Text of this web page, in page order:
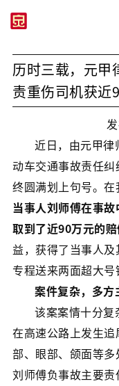
历时三载，元甲
责重伤司机获近
近日，由元甲
动车交通事故责任
终圆满划上句号。在
当事人刘师傅在事
取到了近90万元的赔
益，获得了当事人
专程送来两面超大号
案件复杂，多方
该案案情十分
在高速公路上发生
部、眼部、颌面等多
刘师傅负事故主要